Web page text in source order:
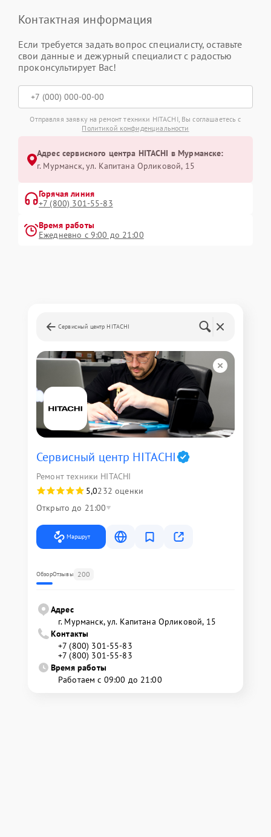
Контактная информация
Если требуется задать вопрос специалисту, оставьте
свои данные и дежурный специалист с радостью
проконсультирует Вас!
Отправляя заявку на ремонт техники HITACHI, Вы соглашаетесь с
Политикой конфиденциальности
Адрес сервисного центра HITACHI в Мурманске:
г. Мурманск, ул. Капитана Орликовой, 15
Горячая линия
+7 (800) 301-55-83
Время работы
Ежедневно с 9:00 до 21:00
Сервисный центр HITACHI
Сервисный центр HITACHI
Ремонт техники HITACHI
5,0232 оценки
Открыто до 21:00
Маршрут
ОбзорОтзывы 200
Адрес
г. Мурманск, ул. Капитана Орликовой, 15
Контакты
+7 (800) 301-55-83
+7 (800) 301-55-83
Время работы
Работаем с 09:00 до 21:00